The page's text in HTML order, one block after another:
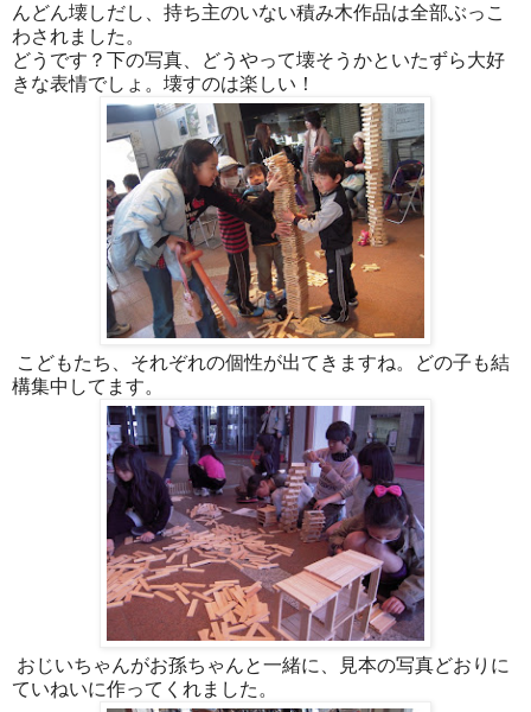
んどん壊しだし、持ち主のいない積み木作品は全部ぶっこ
わされました。
どうです？下の写真、どうやって壊そうかといたずら大好
きな表情でしょ。壊すのは楽しい！
こどもたち、それぞれの個性が出てきますね。どの子も結
構集中してます。
おじいちゃんがお孫ちゃんと一緒に、見本の写真どおりに
ていねいに作ってくれました。